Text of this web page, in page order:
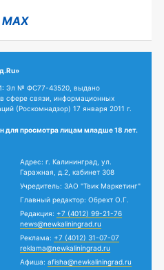
MAX
Эл № ФС77-43520, выдано
сфере связи, информационных
(Роскомнадзор) 17 января 2011 г.
для просмотра лицам младше 18 лет.
Адрес: г. Калининград, ул.
Гаражная, д.2, кабинет 308
Учредитель: ЗАО "Твик Маркетинг"
Главный редактор: Обрехт О.Г.
Редакция: +7 (4012) 99-21-76
news@newkaliningrad.ru
Реклама: +7 (4012) 31-07-07
reklama@newkaliningrad.ru
Афиша: afisha@newkaliningrad.ru